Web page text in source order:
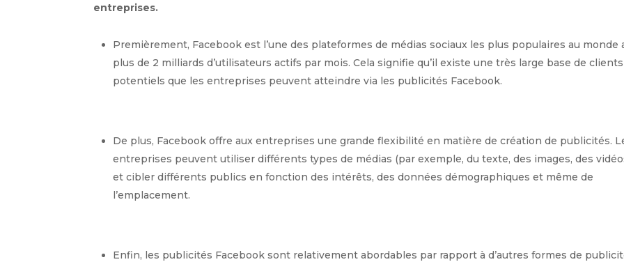
entreprises.
Premièrement, Facebook est l’une des plateformes de médias sociaux les plus populaires au monde
plus de 2 milliards d’utilisateurs actifs par mois. Cela signifie qu’il existe une très large base de clients
potentiels que les entreprises peuvent atteindre via les publicités Facebook.
De plus, Facebook offre aux entreprises une grande flexibilité en matière de création de publicités.
entreprises peuvent utiliser différents types de médias (par exemple, du texte, des images, des
et cibler différents publics en fonction des intérêts, des données démographiques et même de
l’emplacement.
Enfin, les publicités Facebook sont relativement abordables par rapport à d’autres formes de